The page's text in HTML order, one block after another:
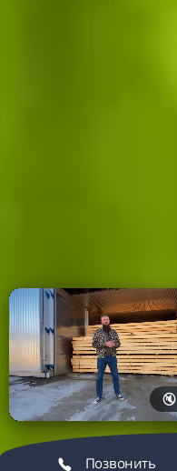
🔇
Позвонить